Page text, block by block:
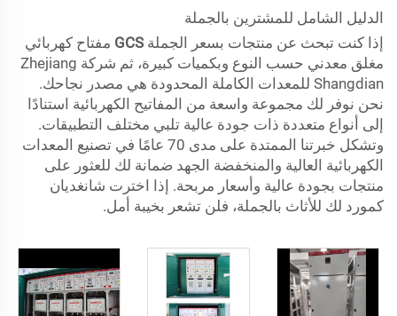
الدليل الشامل للمشترين بالجملة
إذا كنت تبحث عن منتجات بسعر الجملة GCS مفتاح كهربائي
مغلق معدني حسب النوع وبكميات كبيرة، ثم شركة Zhejiang
Shangdian للمعدات الكاملة المحدودة هي مصدر نجاحك.
نحن نوفر لك مجموعة واسعة من المفاتيح الكهربائية استنادًا
إلى أنواع متعددة ذات جودة عالية تلبي مختلف التطبيقات.
وتشكل خبرتنا الممتدة على مدى 70 عامًا في تصنيع المعدات
الكهربائية العالية والمنخفضة الجهد ضمانة لك للعثور على
منتجات بجودة عالية وأسعار مربحة. إذا اخترت شانغديان
كمورد لك للأثاث بالجملة، فلن تشعر بخيبة أمل.